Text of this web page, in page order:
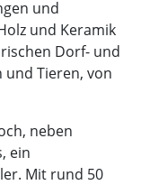
und
und Keramik
Dorf- und
und Tieren, von
neben
ein
Mit rund 50